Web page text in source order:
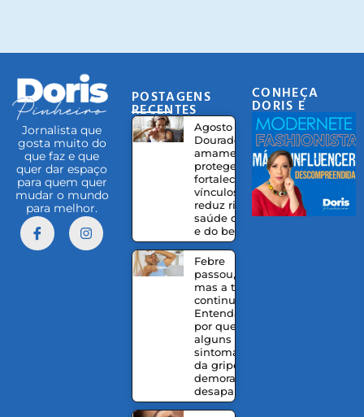
Jornalista que
gosta muito do
que faz e que
quer dar espaço
para quem quer
mudar o mundo
para melhor.
POSTAGENS
RECENTES
Agosto
Dourado:
amamentação
protege,
fortalece
vínculos e
reduz riscos à
saúde da mãe
e do bebê
Febre
passou,
mas a tosse
continua?
Entenda
por que
alguns
sintomas
da gripe
demoram a
desaparecer
CONHEÇA
DORIS E
EQUIPE